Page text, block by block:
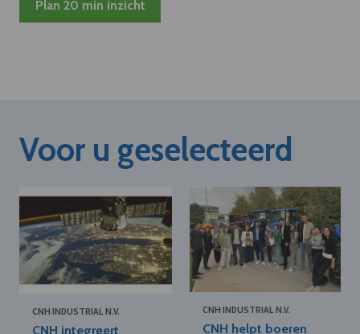
Plan 20 min inzicht
Voor u geselecteerd
CNH INDUSTRIAL N.V.
CNH integreert
CNH INDUSTRIAL N.V.
CNH helpt boeren